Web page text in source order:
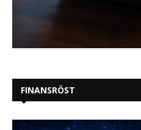
FINANSRÖST